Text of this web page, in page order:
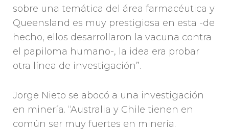
sobre una temática del área farmacéutica y
Queensland es muy prestigiosa en esta -de
hecho, ellos desarrollaron la vacuna contra
el papiloma humano-, la idea era probar
otra línea de investigación”.
Jorge Nieto se abocó a una investigación
en minería. “Australia y Chile tienen en
común ser muy fuertes en minería.